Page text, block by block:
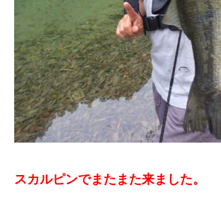
スカルピンでまたまた来ました。